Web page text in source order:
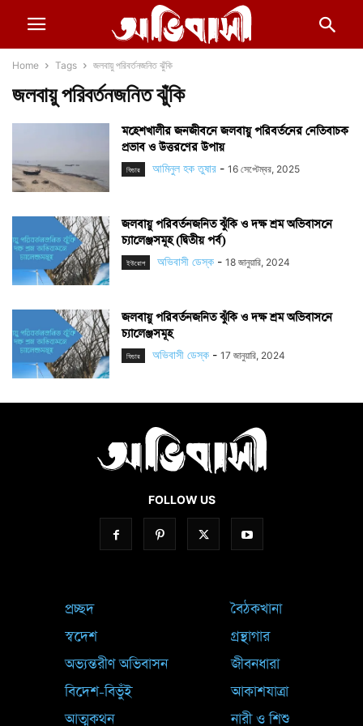
Home Tags জলবায়ু পরিবর্তনজনিত ঝুঁকি
জলবায়ু পরিবর্তনজনিত ঝুঁকি
মহেশখালীর জনজীবনে জলবায়ু পরিবর্তনের নেতিবাচক
প্রভাব ও উত্তরণের উপায়
ফিচার আমিনুল হক তুষার - 16 সেপ্টেম্বর, 2025
জলবায়ু পরিবর্তনজনিত ঝুঁকি ও দক্ষ শ্রম অভিবাসনে
চ্যালেঞ্জসমূহ (দ্বিতীয় পর্ব)
ইউরোপ অভিবাসী ডেস্ক - 18 জানুয়ারি, 2024
জলবায়ু পরিবর্তনজনিত ঝুঁকি ও দক্ষ শ্রম অভিবাসনে
চ্যালেঞ্জসমূহ
ফিচার অভিবাসী ডেস্ক - 17 জানুয়ারি, 2024
FOLLOW US
প্রচ্ছদ
স্বদেশ
অভ্যন্তরীণ অভিবাসন
বিদেশ-বিভুঁই
আত্মকথন
বৈঠকখানা
গ্রন্থাগার
জীবনধারা
আকাশযাত্রা
নারী ও শিশু